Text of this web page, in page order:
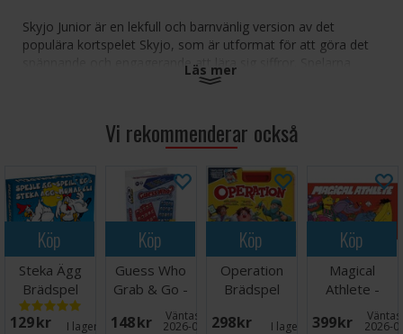
Skyjo Junior är en lekfull och barnvänlig version av det
populära kortspelet Skyjo, som är utformat för att göra det
spännande och engagerande att lära sig siffror. Spelarna
skapar kolumner med matchande fruktkort i ett 3x4 rutnät,
Förenklad version av det populära Skyjo-spelet, perfekt
för unga spelare
Samla och matcha fruktkort med värden från 1 till 5
Uppmuntrar taligenkänning, strategiskt tänkande och
beslutsfattande
Lätt att lära sig, snabbt att spela och fyllt med ljusa,
glada illustrationer
Perfekt för både familjer och klassrum
Skyjo Junior förvandlar räkning och strategi till en härlig
Läs mer
Vi rekommenderar också
Köp
Steka Ägg
Brädspel
129 SEK I lager: 16
Köp
Guess Who
Grab & Go -
Reseutgåva
148 SEK Väntas in:
2026-08-27
Köp
Operation
Brädspel
298 SEK I lager: 4
Köp
Magical
Athlete -
NORSK
399 SEK 2026-